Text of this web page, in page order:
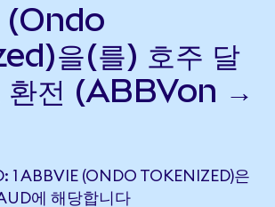
(Ondo
을(를) 호주 달
환전 (ABBVon →
ABBVIE (ONDO TOKENIZED)은
에 해당합니다